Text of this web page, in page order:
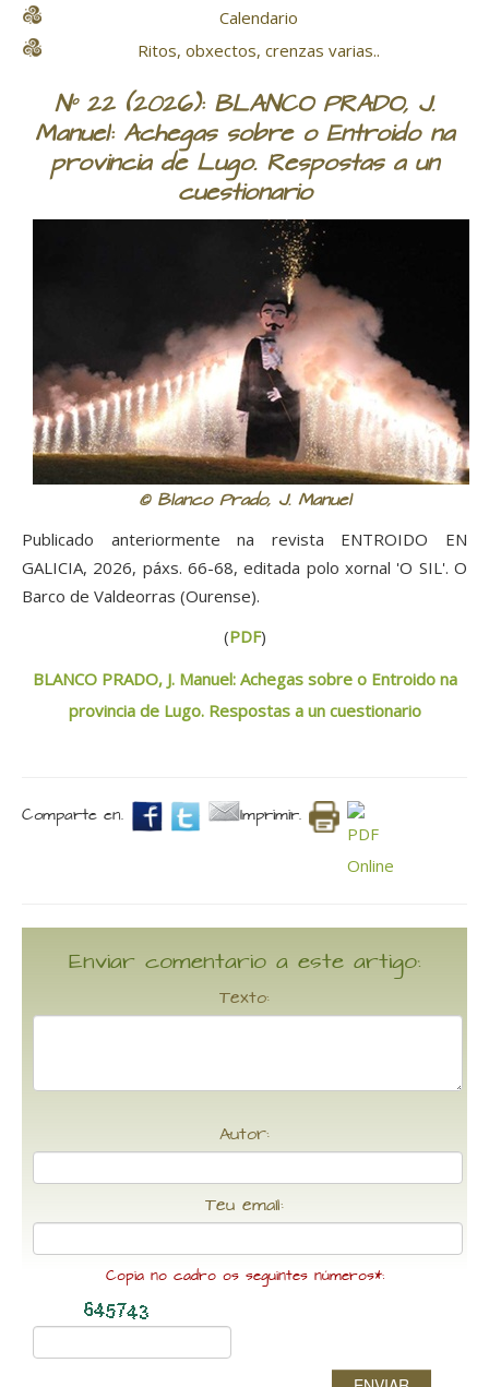
Calendario
Ritos, obxectos, crenzas varias..
Nº 22 (2026): BLANCO PRADO, J.
Manuel: Achegas sobre o Entroido na
provincia de Lugo. Respostas a un
cuestionario
© Blanco Prado, J. Manuel
Publicado anteriormente na revista ENTROIDO EN
GALICIA, 2026, páxs. 66-68, editada polo xornal 'O SIL'. O
Barco de Valdeorras (Ourense).
(PDF)
BLANCO PRADO, J. Manuel: Achegas sobre o Entroido na
provincia de Lugo. Respostas a un cuestionario
Comparte en. Imprimir.
Enviar comentario a este artigo:
Texto:
Autor:
Teu email:
Copia no cadro os seguintes números*: